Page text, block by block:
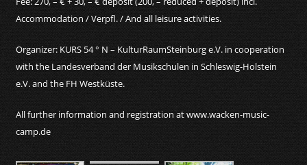
Accommodation / Verpfl. / And all leisure activities.
Organizer: KURS 54 ° N – KulturRaumSteinburg e.V. in cooperation
with the Landesverband der Musikschulen in Schleswig-Holstein
e.V. and the FH Westküste.
All further information and registration at www.wacken-music-
camp.de